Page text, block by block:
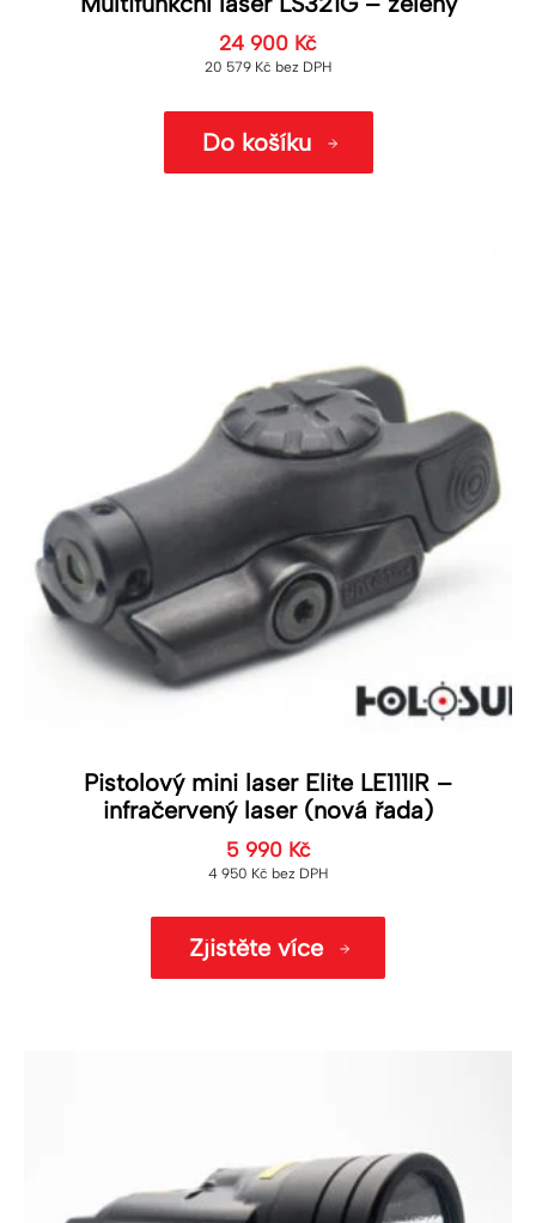
24 900 Kč
20 579 Kč bez DPH
Do košíku
Pistolový mini laser Elite LE111IR –
infračervený laser (nová řada)
5 990 Kč
4 950 Kč bez DPH
Zjistěte více